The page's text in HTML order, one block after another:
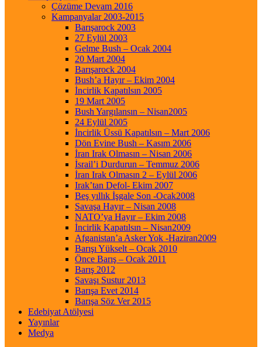
Çözüme Devam 2016
Kampanyalar 2003-2015
Barışarock 2003
27 Eylül 2003
Gelme Bush – Ocak 2004
20 Mart 2004
Barışarock 2004
Bush’a Hayır – Ekim 2004
İncirlik Kapatılsın 2005
19 Mart 2005
Bush Yargılansın – Nisan2005
24 Eylül 2005
İncirlik Üssü Kapatılsın – Mart 2006
Dön Evine Bush – Kasım 2006
İran Irak Olmasın – Nisan 2006
İsrail’i Durdurun – Temmuz 2006
İran Irak Olmasın 2 – Eylül 2006
Irak’tan Defol- Ekim 2007
Beş yıllık İşgale Son -Ocak2008
Savaşa Hayır – Nisan 2008
NATO’ya Hayır – Ekim 2008
İncirlik Kapatılsın – Nisan2009
Afganistan’a Asker Yok -Haziran2009
Barışı Yükselt – Ocak 2010
Önce Barış – Ocak 2011
Barış 2012
Savaşı Sustur 2013
Barışa Evet 2014
Barışa Söz Ver 2015
Edebiyat Atölyesi
Yayınlar
Medya